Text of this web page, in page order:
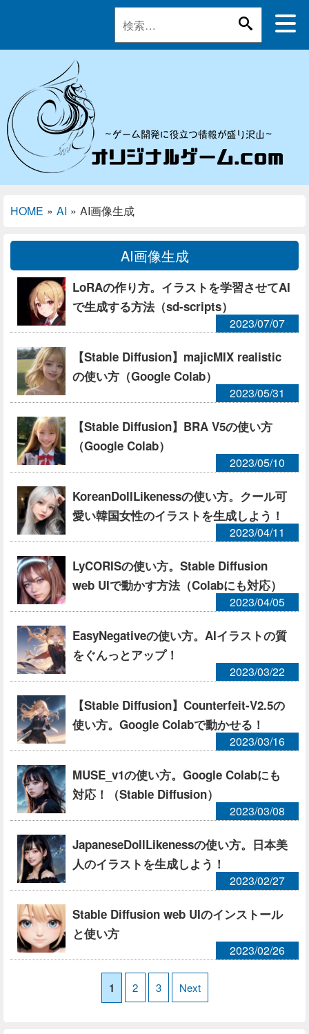
HOME » AI » AI画像生成
AI画像生成
LoRAの作り方。イラストを学習させてAI
で生成する方法（sd-scripts）
2023/07/07
【Stable Diffusion】majicMIX realistic
の使い方（Google Colab）
2023/05/31
【Stable Diffusion】BRA V5の使い方
（Google Colab）
2023/05/10
KoreanDollLikenessの使い方。クール可
愛い韓国女性のイラストを生成しよう！
2023/04/11
LyCORISの使い方。Stable Diffusion
web UIで動かす方法（Colabにも対応）
2023/04/05
EasyNegativeの使い方。AIイラストの質
をぐんっとアップ！
2023/03/22
【Stable Diffusion】Counterfeit-V2.5の
使い方。Google Colabで動かせる！
2023/03/16
MUSE_v1の使い方。Google Colabにも
対応！（Stable Diffusion）
2023/03/08
JapaneseDollLikenessの使い方。日本美
人のイラストを生成しよう！
2023/02/27
Stable Diffusion web UIのインストール
と使い方
2023/02/26
1 2 3 Next